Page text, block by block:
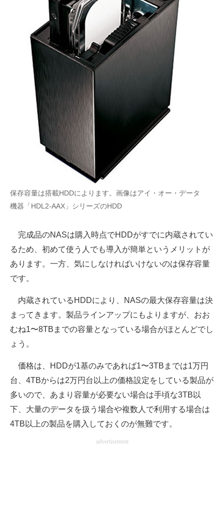
保存容量は搭載HDDによります。画像はアイ・オー・データ
機器「HDL2-AAX」シリーズのHDD
完成品のNASは購入時点でHDDがすでに内蔵されてい
るため、初めて使う人でも導入が簡単というメリットが
あります。一方、気にしなければいけないのは保存容量
です。
内蔵されているHDDにより、NASの最大保存容量は決
まってきます。製品ラインアップにもよりますが、おお
むね1〜8TBまでの容量となっている場合がほとんどでし
ょう。
価格は、HDDが1基のみであれば1〜3TBまでは1万円
台、4TBからは2万円台以上の価格設定をしている製品が
多いので、あまり容量が必要ない場合は手頃な3TB以
下、大量のデータを扱う場合や複数人で利用する場合は
4TB以上の製品を購入しておくのが無難です。
advertisement